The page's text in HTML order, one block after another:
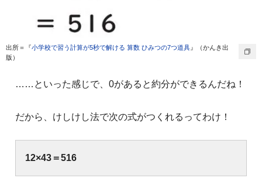
出所＝『小学校で習う計算が5秒で解ける 算数 ひみつの7つ道具 』（かんき出
版）
……といった感じで、0があると約分ができるんだね！
だから、けしけし法で次の式がつくれるってわけ！
12×43＝516